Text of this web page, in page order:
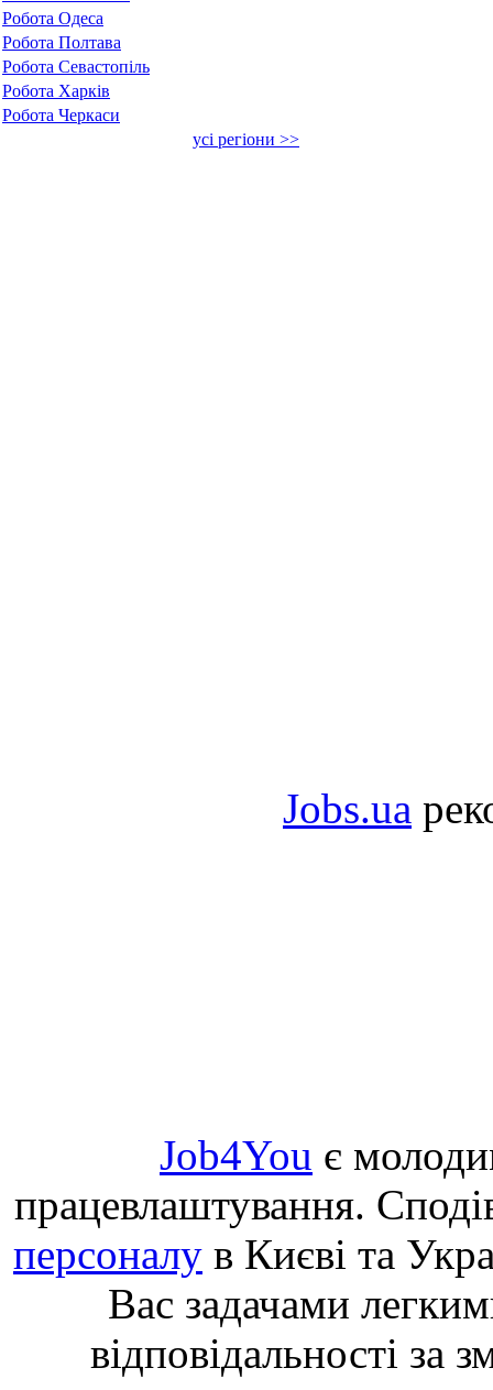
Робота Одеса
Робота Полтава
Робота Севастопіль
Робота Харків
Робота Черкаси
усі регіони >>
Jobs.ua
Job4You є
працевлаштування.
персоналу в Києві та
Вас задачами
відповідальності за